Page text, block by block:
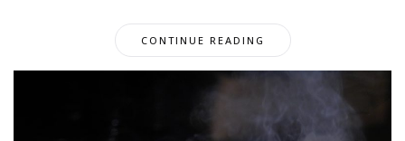
CONTINUE READING